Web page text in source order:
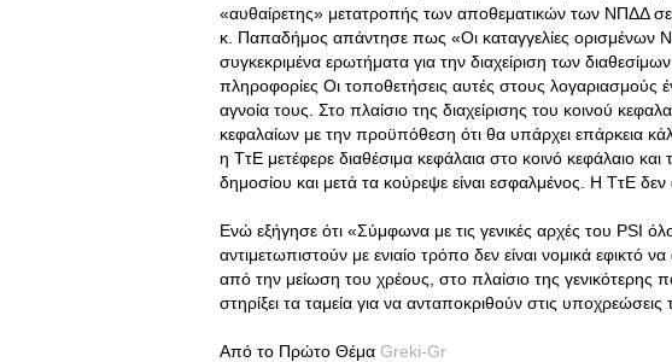
«αυθαίρετης» μετατροπής των αποθεματικών των ΝΠΔΔ
κ. Παπαδήμος απάντησε πως «Οι καταγγελίες ορισμένων
συγκεκριμένα ερωτήματα για την διαχείριση των
πληροφορίες Οι τοποθετήσεις αυτές στους λογαριασμούς
αγνοία τους. Στο πλαίσιο της διαχείρισης του κοινού
κεφαλαίων με την προϋπόθεση ότι θα υπάρχει επάρκεια
η ΤτΕ μετέφερε διαθέσιμα κεφάλαια στο κοινό κεφάλαιο
δημοσίου και μετά τα κούρεψε είναι εσφαλμένος. Η ΤτΕ
Ενώ εξήγησε ότι «Σύμφωνα με τις γενικές αρχές του PSI
αντιμετωπιστούν με ενιαίο τρόπο δεν είναι νομικά εφικτό
από την μείωση του χρέους, στο πλαίσιο της γενικότερης
στηρίξει τα ταμεία για να ανταποκριθούν στις υποχρεώσεις
Από το Πρώτο Θέμα Greki-Gr